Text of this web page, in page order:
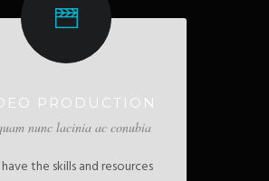
PRODUCTION
nunc lacinia ac conubia
the skills and resources